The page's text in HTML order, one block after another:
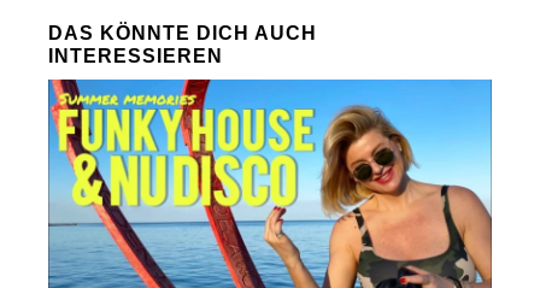
DAS KÖNNTE DICH AUCH
INTERESSIEREN